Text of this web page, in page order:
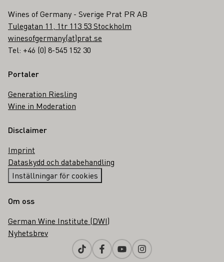
Wines of Germany - Sverige Prat PR AB
Tulegatan 11, 1tr 113 53 Stockholm
winesofgermany(at)prat.se
Tel: +46 (0) 8-545 152 30
Portaler
Generation Riesling
Wine in Moderation
Disclaimer
Imprint
Dataskydd och databehandling
Inställningar för cookies
Om oss
German Wine Institute (DWI)
Nyhetsbrev
TiktokFacebookYoutubeInstagram